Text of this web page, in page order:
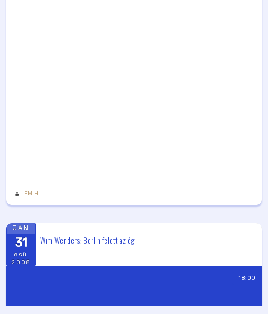
EMIH
JAN
31
csü
2008
Wim Wenders: Berlin felett az ég
18:00